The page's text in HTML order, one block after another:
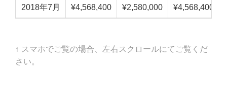
2018年7月 ¥4,568,400 ¥2,580,000 ¥4,568,400
↑ スマホでご覧の場合、左右スクロールにてご覧くだ
さい。